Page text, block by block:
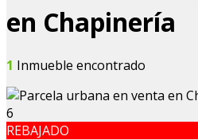
en Chapinería
1 Inmueble encontrado
6
REBAJADO